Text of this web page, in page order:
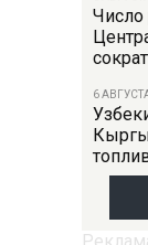
Число
6